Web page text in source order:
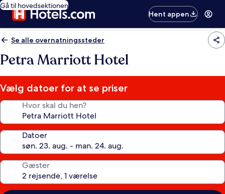
Gå til hovedsektionen
Hent appen
Se alle overnatningssteder
Petra Marriott Hotel
Vælg datoer for at se priser
Hvor skal du hen?
Datoer
Gæster